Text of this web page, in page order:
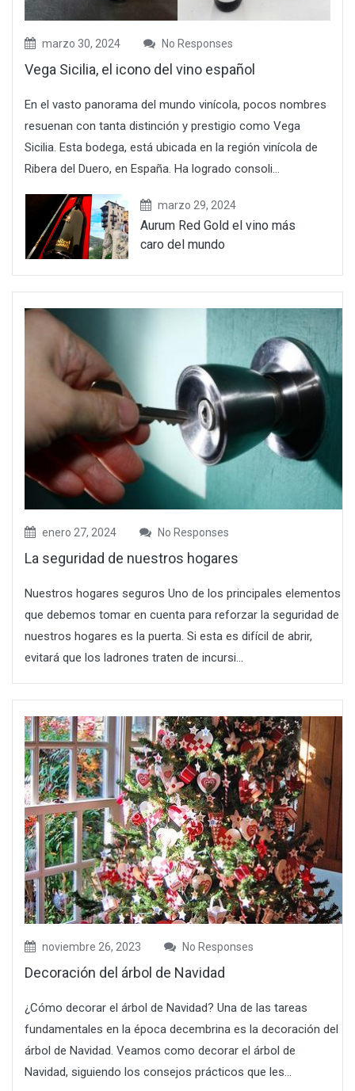
marzo 30, 2024 No Responses
Vega Sicilia, el icono del vino español
En el vasto panorama del mundo vinícola, pocos nombres
resuenan con tanta distinción y prestigio como Vega
Sicilia. Esta bodega, está ubicada en la región vinícola de
Ribera del Duero, en España. Ha logrado consoli...
marzo 29, 2024
Aurum Red Gold el vino más
caro del mundo
enero 27, 2024 No Responses
La seguridad de nuestros hogares
Nuestros hogares seguros Uno de los principales elementos
que debemos tomar en cuenta para reforzar la seguridad de
nuestros hogares es la puerta. Si esta es difícil de abrir,
evitará que los ladrones traten de incursi...
noviembre 26, 2023 No Responses
Decoración del árbol de Navidad
¿Cómo decorar el árbol de Navidad? Una de las tareas
fundamentales en la época decembrina es la decoración del
árbol de Navidad. Veamos como decorar el árbol de
Navidad, siguiendo los consejos prácticos que les...